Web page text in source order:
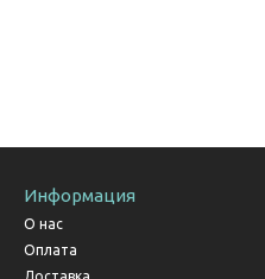
Информация
О нас
Оплата